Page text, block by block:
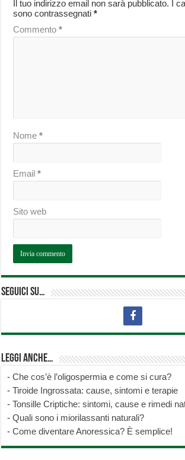
Il tuo indirizzo email non sarà pubblicato.
I
sono contrassegnati*
Commento*
Nome*
Email*
Sito web
Seguici su…
Leggi anche…
-Che cos’è l’oligospermia e come si cura?
-Tiroide Ingrossata: cause, sintomi e terapie
-Tonsille Criptiche: sintomi, cause e rimedi
-Quali sono i miorilassanti naturali?
-Come diventare Anoressica? È semplice!